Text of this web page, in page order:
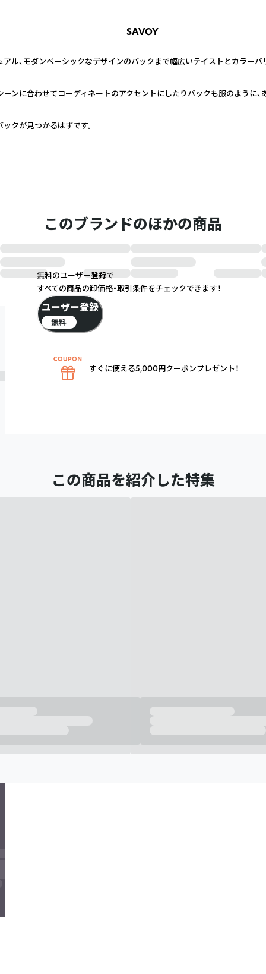
SAVOY
ル、モダンベーシックなデザインのバックまで幅広いテイストとカラー
ンに合わせてコーディネートのアクセントにしたりバックも服のように、
クが見つかるはずです。
このブランドのほかの商品
この商品を紹介した特集
無料のユーザー登録で
すべての商品の卸価格・取引条件をチェックできます！
ユーザー登録
無料
すぐに使える5,000円クーポンプレゼント！